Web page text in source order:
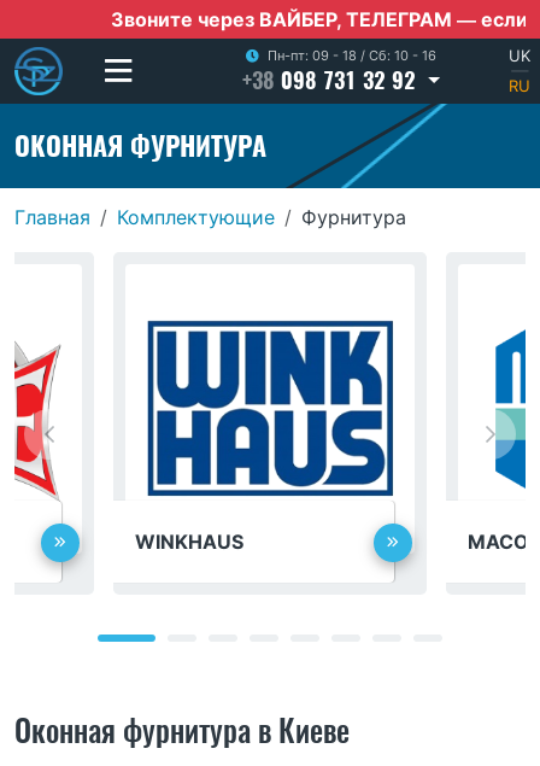
Звоните через ВАЙБЕР, ТЕЛЕГРАМ — если нет
UK
|
RU
Пн-пт: 09 - 18 / Сб: 10 - 16
+38 098 731 32 92
ОКОННАЯ ФУРНИТУРА
Главная Комплектующие Фурнитура
WINKHAUS MACO
Оконная фурнитура в Киеве